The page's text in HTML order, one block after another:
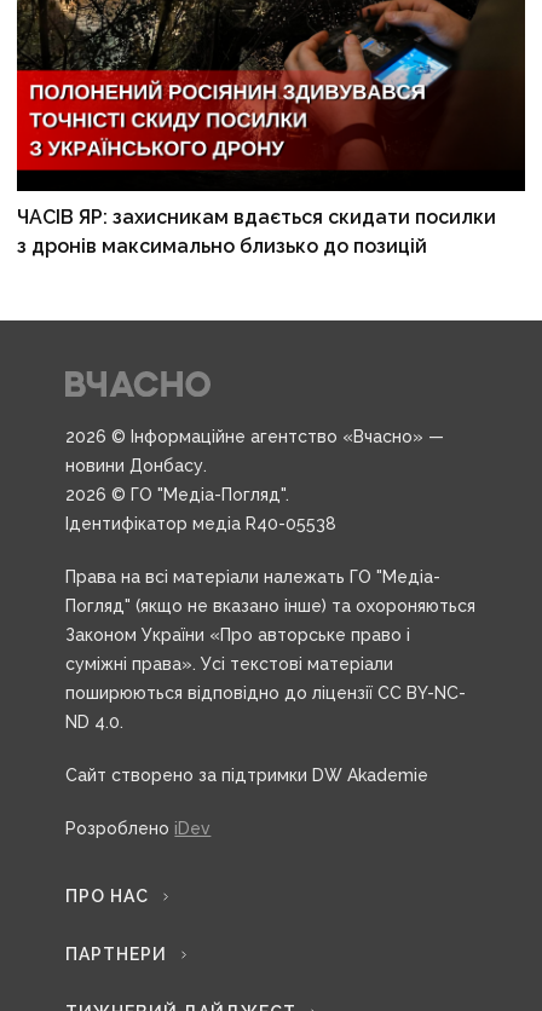
ЧАСІВ ЯР: захисникам вдається скидати посилки
з дронів максимально близько до позицій
2026 © Інформаційне агентство «Вчасно» —
новини Донбасу.
2026 © ГО "Медіа-Погляд".
Ідентифікатор медіа R40-05538
Права на всі матеріали належать ГО "Медіа-
Погляд" (якщо не вказано інше) та охороняються
Законом України «Про авторське право і
суміжні права». Усі текстові матеріали
поширюються відповідно до ліцензії CC BY-NC-
ND 4.0.
Сайт створено за підтримки DW Akademie
Розроблено iDev
ПРО НАС
ПАРТНЕРИ